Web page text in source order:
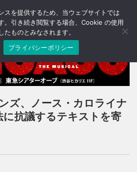
T
o
n
v
g
a
n
ズ、ノース・カロライナ
抗議するテキストを寄
スを提供するため、当ウェブサイトでは
。引き続き閲覧する場合、Cookie の使用
たものとみなされます。
プライバシーポリシー